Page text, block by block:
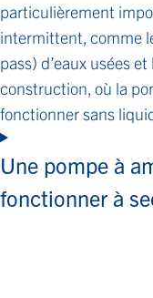
particulièrement
intermittent, comme
pass) d’eaux usées
construction, où la
fonctionner sans
Une pompe à
fonctionner à